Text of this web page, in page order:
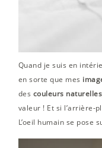
Quand je suis en
en sorte que mes
des couleurs naturelles
valeur ! Et si l’arrière-
L’oeil humain se pose